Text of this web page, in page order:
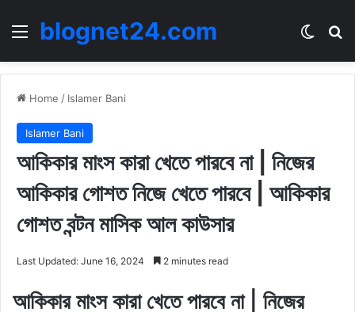
Menublognet24.com
Home / Islamer Bani
Islamer Bani
আকিকার মাংস কারা খেতে পারবে না | নিজের
আকিকার গোশত নিজে খেতে পারবে | আকিকার
গোশত বন্টন মাসিক আল কাউসার
Last Updated: June 16, 2024 2 minutes read
আকিকার মাংস কারা খেতে পারবে না | নিজের